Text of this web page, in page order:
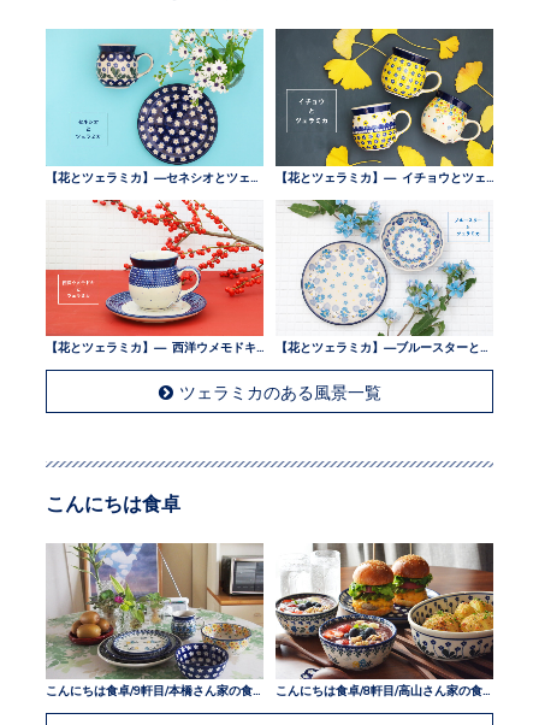
ツェラミカのある風景一覧
こんにちは食卓
こんにちは食卓/9軒目/本橋さん家の食卓